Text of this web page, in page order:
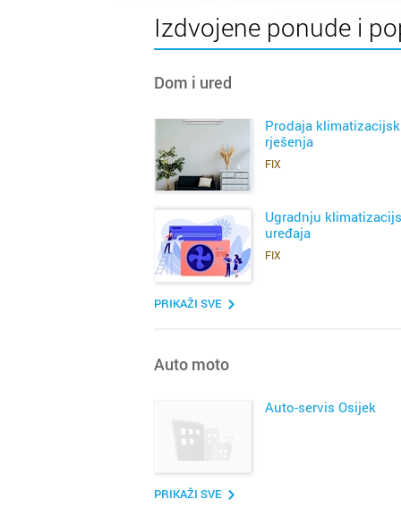
Izdvojene ponude i
Dom i ured
SAZNAJ VIŠE
Prodaja
rješenja
FIX
SAZNAJ VIŠE
Ugradnju
uređaja
FIX
PRIKAŽI SVE
Auto moto
Auto-servis Osijek
PRIKAŽI SVE